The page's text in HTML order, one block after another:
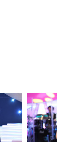
／デスクチェア メ
ア 人間工学 疲れな
￥27,999
EV2740X-WT | 27.0
UHD・USB Type-C
￥109,572
ーツ 厚型 ワイド
枚) ホワイト(吸収面
ルー)
￥3,234